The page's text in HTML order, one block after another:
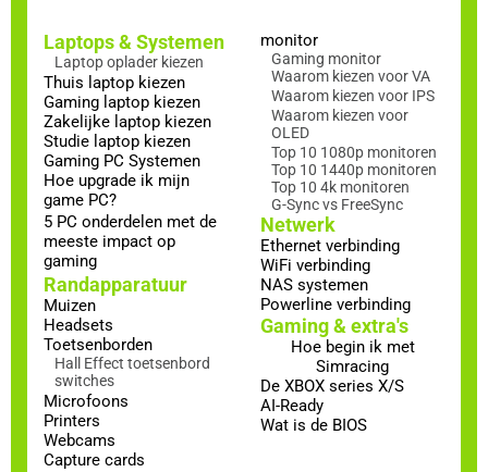
Laptops & Systemen
Laptop oplader kiezen
Thuis laptop kiezen
Gaming laptop kiezen
Zakelijke laptop kiezen
Studie laptop kiezen
Gaming PC Systemen
Hoe upgrade ik mijn
game PC?
5 PC onderdelen met de
meeste impact op
gaming
Randapparatuur
Muizen
Headsets
Toetsenborden
Hall Effect toetsenbord
switches
Microfoons
Printers
Webcams
Capture cards
monitor
Gaming monitor
Waarom kiezen voor VA
Waarom kiezen voor IPS
Waarom kiezen voor
OLED
Top 10 1080p monitoren
Top 10 1440p monitoren
Top 10 4k monitoren
G-Sync vs FreeSync
Netwerk
Ethernet verbinding
WiFi verbinding
NAS systemen
Powerline verbinding
Gaming & extra's
Hoe begin ik met
Simracing
De XBOX series X/S
AI-Ready
Wat is de BIOS